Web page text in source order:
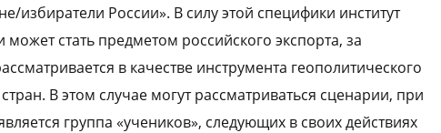
избиратели России». В силу этой специфики институт
стать предметом российского экспорта, за
в качестве инструмента геополитического
В этом случае могут рассматриваться сценарии, при
группа «учеников», следующих в своих действиях